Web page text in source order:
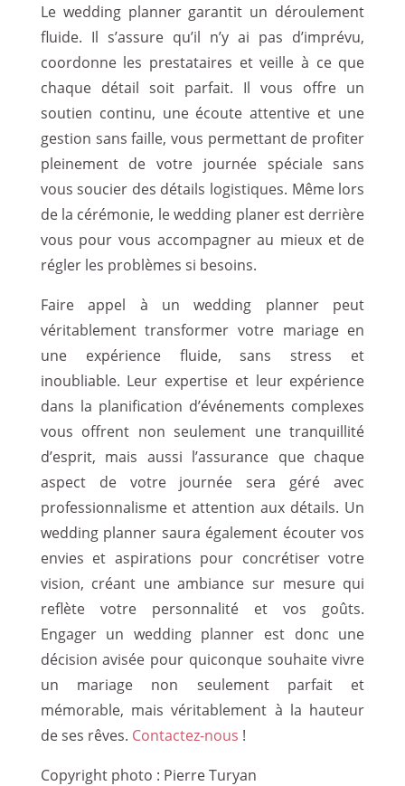
Le wedding planner garantit un déroulement
fluide. Il s’assure qu’il n’y ai pas d’imprévu,
coordonne les prestataires et veille à ce que
chaque détail soit parfait. Il vous offre un
soutien continu, une écoute attentive et une
gestion sans faille, vous permettant de profiter
pleinement de votre journée spéciale sans
vous soucier des détails logistiques. Même lors
de la cérémonie, le wedding planer est derrière
vous pour vous accompagner au mieux et de
régler les problèmes si besoins.
Faire appel à un wedding planner peut
véritablement transformer votre mariage en
une expérience fluide, sans stress et
inoubliable. Leur expertise et leur expérience
dans la planification d’événements complexes
vous offrent non seulement une tranquillité
d’esprit, mais aussi l’assurance que chaque
aspect de votre journée sera géré avec
professionnalisme et attention aux détails. Un
wedding planner saura également écouter vos
envies et aspirations pour concrétiser votre
vision, créant une ambiance sur mesure qui
reflète votre personnalité et vos goûts.
Engager un wedding planner est donc une
décision avisée pour quiconque souhaite vivre
un mariage non seulement parfait et
mémorable, mais véritablement à la hauteur
de ses rêves. Contactez-nous !
Copyright photo : Pierre Turyan